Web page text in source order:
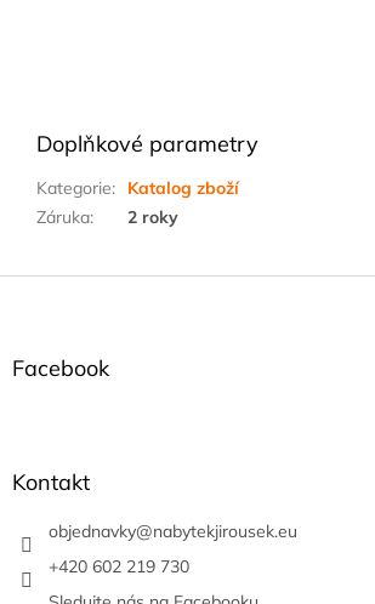
Doplňkové parametry
Kategorie:
Katalog zboží
Záruka: 2 roky
Z
Facebook
Kontakt
objednavky@nabytekjirousek.eu
+420 602 219 730